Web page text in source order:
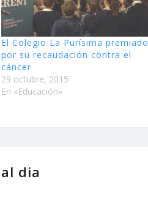
El Colegio La Purísima premiado
por su recaudación contra el
cáncer
29 octubre, 2015
En «Educación»
dia